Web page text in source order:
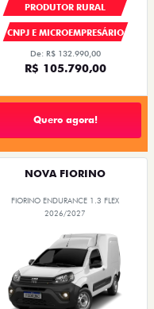
PRODUTOR RURAL
CNPJ E MICROEMPRESÁRIO
De: R$ 132.990,00
R$ 105.790,00
Quero agora!
NOVA FIORINO
FIORINO ENDURANCE 1.3 FLEX
2026/2027